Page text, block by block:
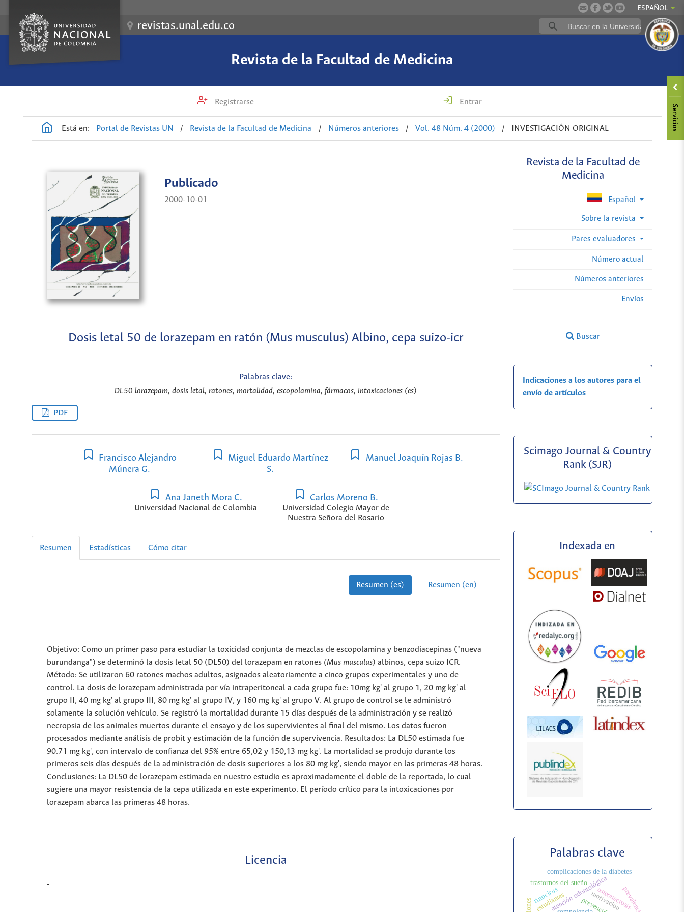
ESPAÑOL
revistas.unal.edu.co
Revista de la Facultad de Medicina
Registrarse Entrar
Está en: Portal de Revistas UN / Revista de la Facultad de Medicina / Números anteriores / Vol. 48 Núm. 4 (2000) / INVESTIGACIÓN ORIGINAL
Revista de la Facultad de
Medicina
Español
Sobre la revista
Pares evaluadores
Número actual
Números anteriores
Envíos
Buscar
Publicado
2000-10-01
Dosis letal 50 de lorazepam en ratón (Mus musculus) Albino, cepa suizo-icr
Palabras clave:
DL50 lorazepam, dosis letal, ratones, mortalidad, escopolamina, fármacos, intoxicaciones (es)
PDF
Francisco Alejandro
Múnera G.
Miguel Eduardo Martínez
S.
Manuel Joaquín Rojas B.
Ana Janeth Mora C.
Universidad Nacional de Colombia
Carlos Moreno B.
Universidad Colegio Mayor de
Nuestra Señora del Rosario
Resumen Estadísticas Cómo citar
Resumen (es) Resumen (en)
Objetivo: Como un primer paso para estudiar la toxicidad conjunta de mezclas de escopolamina y benzodiacepinas ("nueva
burundanga") se determinó la dosis letal 50 (DL50) del lorazepam en ratones (Mus musculus) albinos, cepa suizo ICR.
Método: Se utilizaron 60 ratones machos adultos, asignados aleatoriamente a cinco grupos experimentales y uno de
control. La dosis de lorazepam administrada por vía intraperitoneal a cada grupo fue: 10mg kg' al grupo 1, 20 mg kg' al
grupo II, 40 mg kg' al grupo III, 80 mg kg' al grupo IV, y 160 mg kg' al grupo V. Al grupo de control se le administró
solamente la solución vehículo. Se registró la mortalidad durante 15 días después de la administración y se realizó
necropsia de los animales muertos durante el ensayo y de los supervivientes al final del mismo. Los datos fueron
procesados mediante análisis de probit y estimación de la función de supervivencia. Resultados: La DL50 estimada fue
90.71 mg kg', con intervalo de confianza del 95% entre 65,02 y 150,13 mg kg'. La mortalidad se produjo durante los
primeros seis días después de la administración de dosis superiores a los 80 mg kg', siendo mayor en las primeras 48 horas.
Conclusiones: La DL50 de lorazepam estimada en nuestro estudio es aproximadamente el doble de la reportada, lo cual
sugiere una mayor resistencia de la cepa utilizada en este experimento. El período crítico para la intoxicaciones por
lorazepam abarca las primeras 48 horas.
Licencia
-
Indicaciones a los autores para el
envío de artículos
Scimago Journal & Country
Rank (SJR)
Indexada en
Palabras clave
osteonecrosis
atención odontológica
estudiantes
trastornos del sueño
prevalencia
rinovirus
complicaciones de la diabetes
motivación